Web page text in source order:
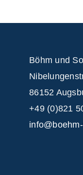
Böhm und
86152
+49 (0)821